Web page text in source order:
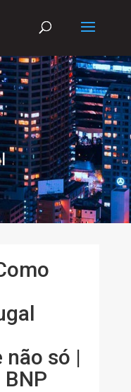
não só |